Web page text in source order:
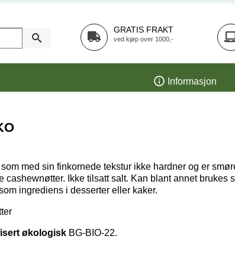
GRATIS FRAKT
ved kjøp over 1000,-
Informasjon
med sin finkornede tekstur ikke hardner og er
cashewnøtter. Ikke tilsatt salt. Kan blant annet brukes
ingrediens i desserter eller kaker.
økologisk BG-BIO-22.